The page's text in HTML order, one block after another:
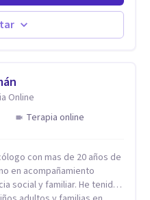
acceder a las
experiencias del pasado y
para construir un futuro
analítico conjunto, se
el presente, se les
su impacto
logran mayor
Online
Terapia online
con mas de 20 años de
en acompañamiento
social y familiar. He tenido